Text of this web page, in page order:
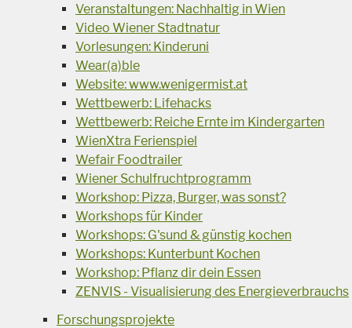
Veranstaltungen: Nachhaltig in Wien
Video Wiener Stadtnatur
Vorlesungen: Kinderuni
Wear(a)ble
Website: www.wenigermist.at
Wettbewerb: Lifehacks
Wettbewerb: Reiche Ernte im Kindergarten
WienXtra Ferienspiel
Wefair Foodtrailer
Wiener Schulfruchtprogramm
Workshop: Pizza, Burger, was sonst?
Workshops für Kinder
Workshops: G'sund & günstig kochen
Workshops: Kunterbunt Kochen
Workshop: Pflanz dir dein Essen
ZENVIS - Visualisierung des Energieverbrauchs
Forschungsprojekte